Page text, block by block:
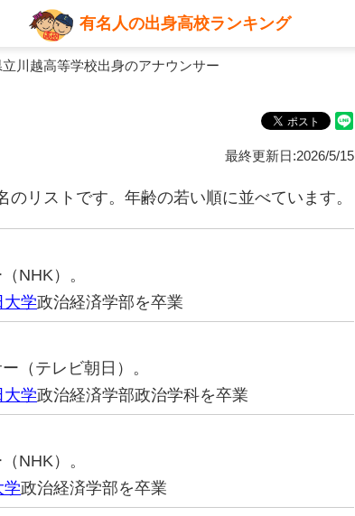
有名人の出身高校ランキング
立川越高等学校出身のアナウンサー
最終更新日:2026/5/15
リストです。年齢の若い順に並べています。
NHK）。
大学政治経済学部を卒業
（テレビ朝日）。
大学政治経済学部政治学科を卒業
NHK）。
学政治経済学部を卒業